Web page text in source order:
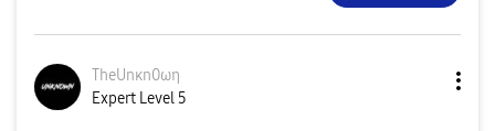
TheUnκn0ωη
Expert Level 5